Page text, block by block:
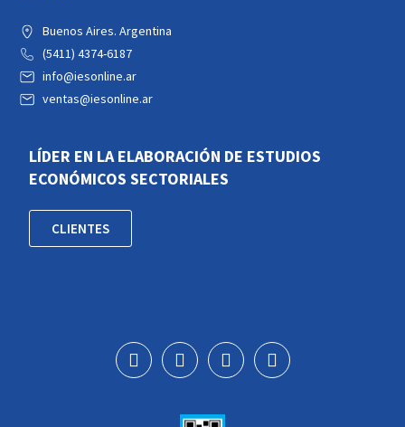
Buenos Aires. Argentina
(5411) 4374-6187
info@iesonline.ar
ventas@iesonline.ar
LÍDER EN LA ELABORACIÓN DE ESTUDIOS
ECONÓMICOS SECTORIALES
CLIENTES